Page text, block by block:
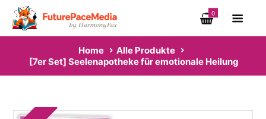
0
Home
Alle Produkte
[7er Set] Seelenapotheke für emotionale Heilung